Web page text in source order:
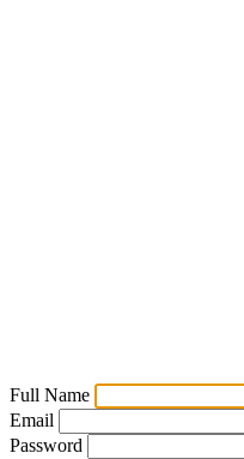
Full Name
Email
Password